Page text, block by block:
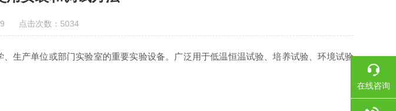
点击次数：5034
产单位或部门实验室的重要实验设备。广泛用于低温恒温试验、培养试验、环境试验
在线咨询